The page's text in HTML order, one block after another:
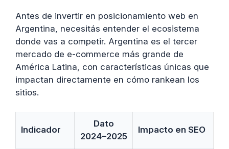
Antes de invertir en posicionamiento web en
Argentina, necesitás entender el ecosistema
donde vas a competir. Argentina es el tercer
mercado de e-commerce más grande de
América Latina, con características únicas que
impactan directamente en cómo rankean los
sitios.
Indicador
Dato
2024–2025
Impacto en SEO